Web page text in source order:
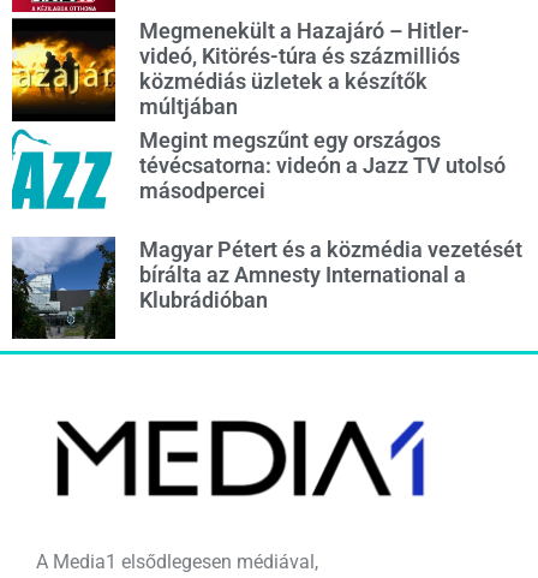
Megmenekült a Hazajáró – Hitler-
videó, Kitörés-túra és százmilliós
közmédiás üzletek a készítők
múltjában
Megint megszűnt egy országos
tévécsatorna: videón a Jazz TV utolsó
másodpercei
Magyar Pétert és a közmédia vezetését
bírálta az Amnesty International a
Klubrádióban
A Media1 elsődlegesen médiával,